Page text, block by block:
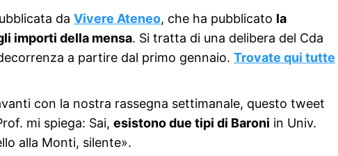
da Vivere Ateneo, che ha pubblicato la
importi della mensa. Si tratta di una delibera del Cda
a partire dal primo gennaio. Trovate qui tutte
con la nostra rassegna settimanale, questo tweet
mi spiega: Sai, esistono due tipi di Baroni in Univ.
alla Monti, silente».